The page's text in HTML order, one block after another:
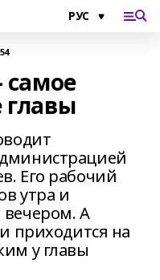
самое
главы
Его рабочий
утра и
вечером. А
приходится на
у главы